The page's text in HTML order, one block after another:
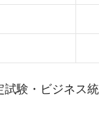
験・ビジネス